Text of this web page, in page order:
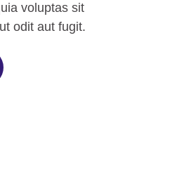
voluptas sit
odit aut fugit.